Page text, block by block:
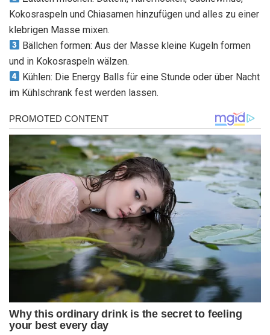
Kokosraspeln und Chiasamen hinzufügen und alles zu einer
klebrigen Masse mixen.
Bällchen formen: Aus der Masse kleine Kugeln formen
und in Kokosraspeln wälzen.
Kühlen: Die Energy Balls für eine Stunde oder über Nacht
im Kühlschrank fest werden lassen.